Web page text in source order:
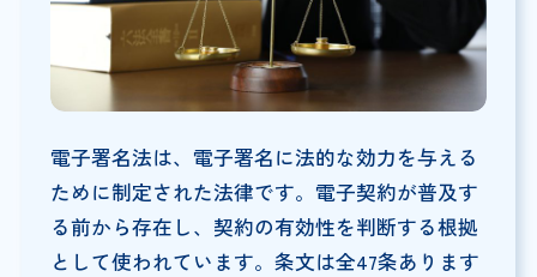
電子署名法は、電子署名に法的な効力を与える
ために制定された法律です。電子契約が普及す
る前から存在し、契約の有効性を判断する根拠
として使われています。条文は全47条あります